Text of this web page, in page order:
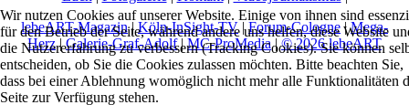
lebeART-Magazin|Köln-InSight-TV|Forum-Cologne|Mega-
Herz|Galerie-Graf-Adolf|MC-ProMedia|© 2026 lebeART
Wir nutzen Cookies auf unserer Website. Einige von ihnen sind
für den Betrieb der Seite, während andere uns helfen, diese Website
die Nutzererfahrung zu verbessern (Tracking Cookies). Sie können
entscheiden, ob Sie die Cookies zulassen möchten. Bitte beachten Sie,
dass bei einer Ablehnung womöglich nicht mehr alle Funktionalitäten
Seite zur Verfügung stehen.